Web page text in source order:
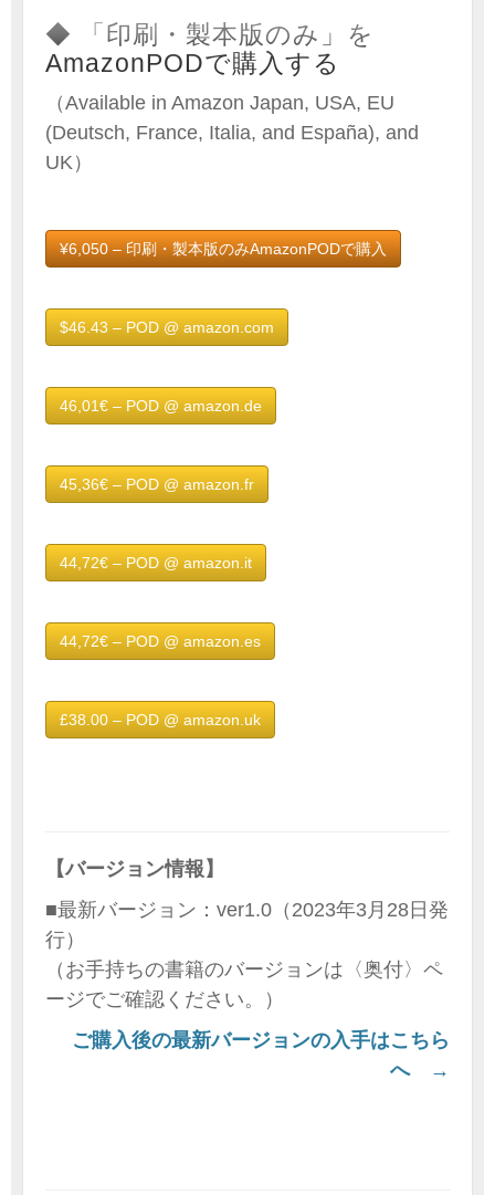
◆ 「印刷・製本版のみ」を
AmazonPODで購入する
（Available in Amazon Japan, USA, EU
(Deutsch, France, Italia, and España), and
UK）
¥6,050 – 印刷・製本版のみAmazonPODで購入
$46.43 – POD @ amazon.com
46,01€ – POD @ amazon.de
45,36€ – POD @ amazon.fr
44,72€ – POD @ amazon.it
44,72€ – POD @ amazon.es
£38.00 – POD @ amazon.uk
【バージョン情報】
■最新バージョン：ver1.0（2023年3月28日発
行）
（お手持ちの書籍のバージョンは〈奥付〉ペ
ージでご確認ください。）
ご購入後の最新バージョンの入手はこちら
へ →